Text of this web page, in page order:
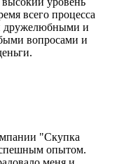
всего процесса
дружелюбными и
вопросами и
"Скупка
опытом.